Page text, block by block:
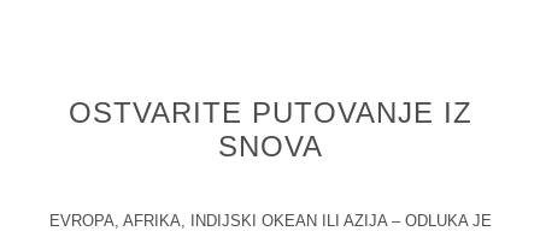
OSTVARITE PUTOVANJE IZ
SNOVA
EVROPA, AFRIKA, INDIJSKI OKEAN ILI AZIJA – ODLUKA JE